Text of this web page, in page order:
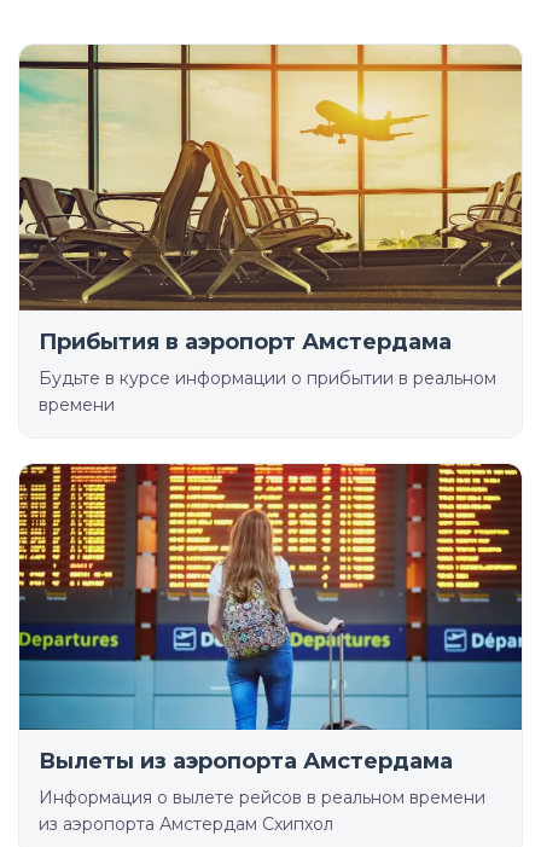
Прибытия в аэропорт Амстердама
Будьте в курсе информации о прибытии в реальном
времени
Вылеты из аэропорта Амстердама
Информация о вылете рейсов в реальном времени
из аэропорта Амстердам Схипхол